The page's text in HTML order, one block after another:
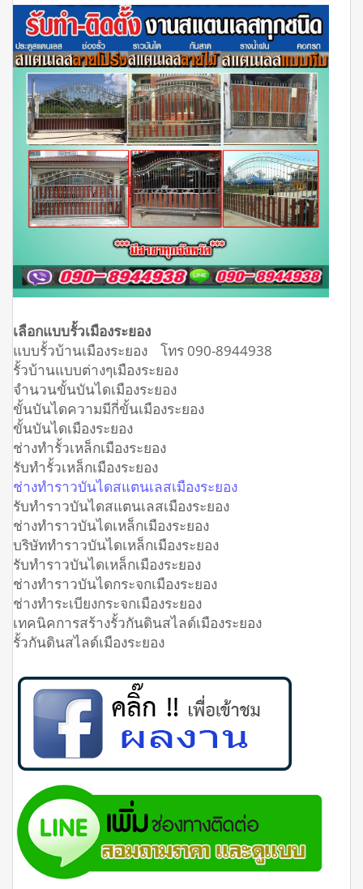
เลือกแบบรั้วเมืองระยอง
แบบรั้วบ้านเมืองระยอง โทร 090-8944938
รั้วบ้านแบบต่างๆเมืองระยอง
จำนวนขั้นบันไดเมืองระยอง
ขั้นบันไดความมีกี่ขั้นเมืองระยอง
ขั้นบันไดเมืองระยอง
ช่างทำรั้วเหล็กเมืองระยอง
รับทำรั้วเหล็กเมืองระยอง
ช่างทำราวบันไดสแตนเลสเมืองระยอง
รับทำราวบันไดสแตนเลสเมืองระยอง
ช่างทำราวบันไดเหล็กเมืองระยอง
บริษัททำราวบันไดเหล็กเมืองระยอง
รับทำราวบันไดเหล็กเมืองระยอง
ช่างทำราวบันไดกระจกเมืองระยอง
ช่างทำระเบียงกระจกเมืองระยอง
เทคนิคการสร้างรั้วกันดินสไลด์เมืองระยอง
รั้วกันดินสไลด์เมืองระยอง